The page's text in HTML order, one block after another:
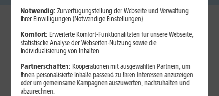
1&1 Internet
Jetzt unterbrechungsfrei ins sehr gute Netz wechseln.
Ohne doppelte Kosten.*
Notwendig: Zurverfügungstellung der Webseite und Verwaltung
Ihrer Einwilligungen (Notwendige Einstellungen)
Komfort: Erweiterte Komfort-Funktionalitäten für unsere Webseite,
statistische Analyse der Webseiten-Nutzung sowie die
Individualisierung von Inhalten
Partnerschaften: Kooperationen mit ausgewählten Partnern, um
Ihnen personalisierte Inhalte passend zu Ihren Interessen anzuzeigen
oder um gemeinsame Kampagnen auszuwerten, nachzuhalten und
abzurechnen.